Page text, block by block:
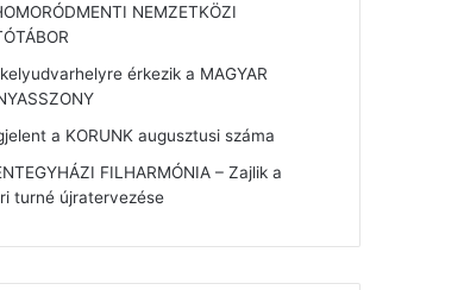
NEMZETKÖZI
érkezik a MAGYAR
a KORUNK augusztusi száma
FILHARMÓNIA – Zajlik a
turné újratervezése